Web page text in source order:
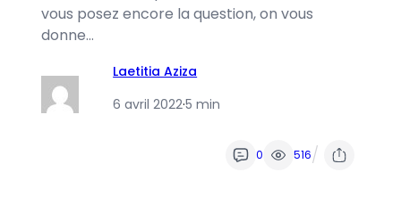
vous posez encore la question, on vous
donne…
Laetitia Aziza
6 avril 2022·5 min
0 516/